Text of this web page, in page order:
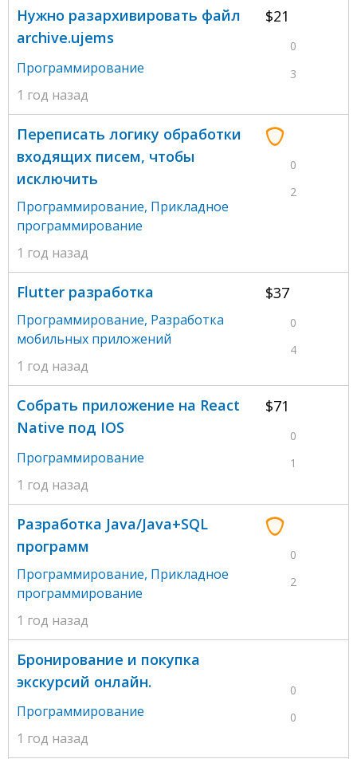
$21
0
3
Нужно разархивировать файл
archive.ujems
Программирование
1 год назад
0
2
Переписать логику обработки
входящих писем, чтобы
исключить
Программирование, Прикладное
программирование
1 год назад
$37
0
4
Flutter разработка
Программирование, Разработка
мобильных приложений
1 год назад
$71
0
1
Собрать приложение на React
Native под IOS
Программирование
1 год назад
0
2
Разработка Java/Java+SQL
программ
Программирование, Прикладное
программирование
1 год назад
0
0
Бронирование и покупка
экскурсий онлайн.
Программирование
1 год назад